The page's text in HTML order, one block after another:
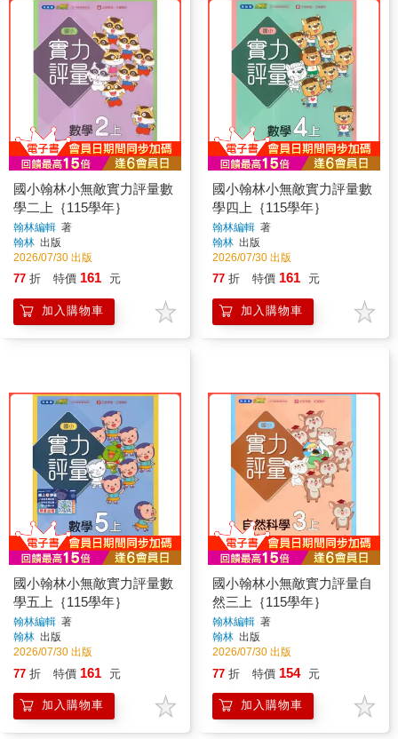
國小翰林小無敵實力評量數
學二上｛115學年｝
翰林編輯 著
翰林 出版
2026/07/30 出版
77 折 特價 161 元
加入購物車
國小翰林小無敵實力評量數
學四上｛115學年｝
翰林編輯 著
翰林 出版
2026/07/30 出版
77 折 特價 161 元
加入購物車
國小翰林小無敵實力評量數
學五上｛115學年｝
翰林編輯 著
翰林 出版
2026/07/30 出版
77 折 特價 161 元
加入購物車
國小翰林小無敵實力評量自
然三上｛115學年｝
翰林編輯 著
翰林 出版
2026/07/30 出版
77 折 特價 154 元
加入購物車